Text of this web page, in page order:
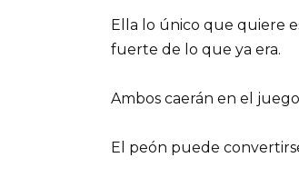
Ella lo único que quiere
fuerte de lo que ya era.
Ambos caerán en el
El peón puede